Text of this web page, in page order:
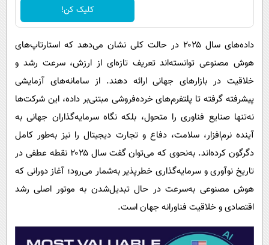
کلیک کن!
داده‌های سال ۲۰۲۵ در حالت کلی نشان می‌دهد که استارتاپ‌های
هوش مصنوعی توانسته‌اند تعریف تازه‌ای از ارزش، سرعت رشد و
خلاقیت در بازارهای جهانی ارائه دهند. از سامانه‌های آزمایشی
پیشرفته گرفته تا پلتفرم‌های خرده‌فروشی مبتنی‌بر داده، این شرکت‌ها
نه‌تنها صنایع فناوری را متحول، بلکه نگاه سرمایه‌گذاران جهانی به
آینده نرم‌افزار، سلامت، دفاع و تجارت دیجیتال را نیز به‌طور کامل
دگرگون کرده‌اند. به‌نحوی که می‌توان گفت سال ۲۰۲۵ نقطه عطفی در
تاریخ نوآوری و سرمایه‌گذاری خطرپذیر به‌شمار می‌رود؛ آغاز دورانی که
هوش مصنوعی به‌سرعت در حال تبدیل‌شدن به موتور اصلی رشد
اقتصادی و خلاقیت فناورانه جهان است.